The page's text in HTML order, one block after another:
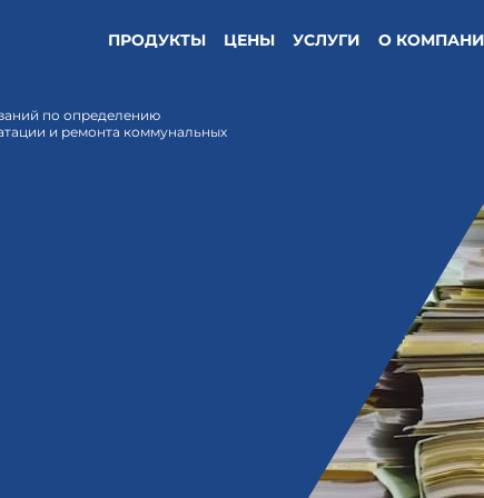
ПРОДУКТЫ ЦЕНЫ УСЛУГИ О
по определению
и ремонта коммунальных